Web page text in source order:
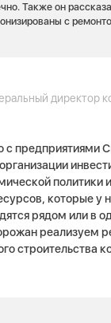
Также он
с
директор
с
политики
которые у
рядом или в
реализуем
строительства